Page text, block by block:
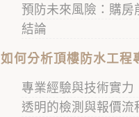
預防未來風險：購房
結論
如何分析頂樓防水工程
專業經驗與技術實力
透明的檢測與報價流